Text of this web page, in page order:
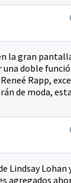
la gran
doble
Rapp,
de moda,
Lindsay Lohan
agregados